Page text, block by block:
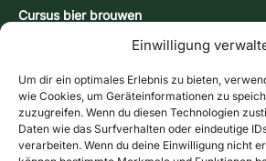
Einwilligung
Um dir ein optimales Erlebnis zu bieten,
wie Cookies, um Geräteinformationen zu
zuzugreifen. Wenn du diesen Technologien
Daten wie das Surfverhalten oder eindeutige
verarbeiten. Wenn du deine Einwilligung nicht
Cursus bier brouwen
CONTACT & INFORMATIE
Contactformulier
Openingstijden
Routebeschrijving & kaart